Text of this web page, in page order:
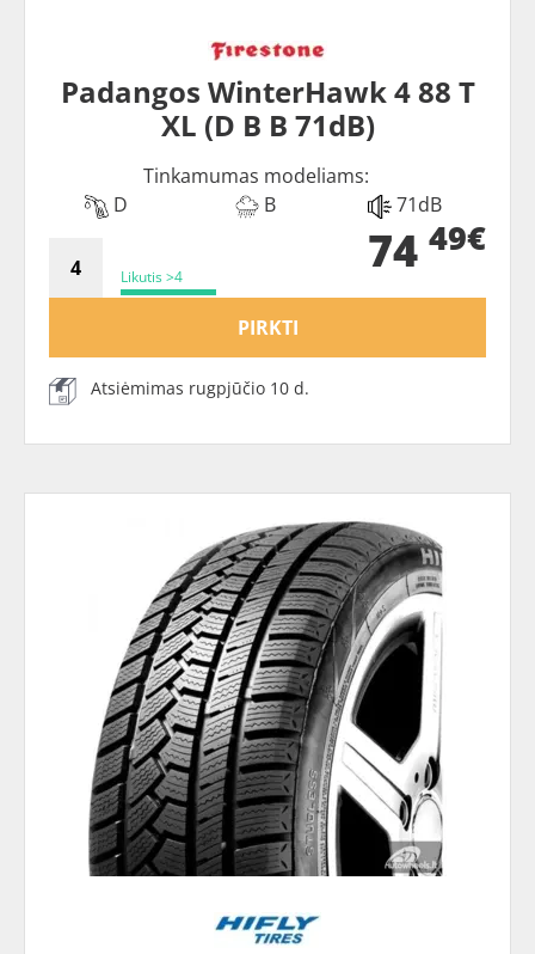
Padangos WinterHawk 4 88 T
XL (D B B 71dB)
Tinkamumas modeliams:
D
B 71dB
Likutis >4 74 49€
PIRKTI
Atsiėmimas rugpjūčio 10 d.